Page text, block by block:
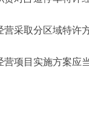
采取分区域特许
营项目实施方案